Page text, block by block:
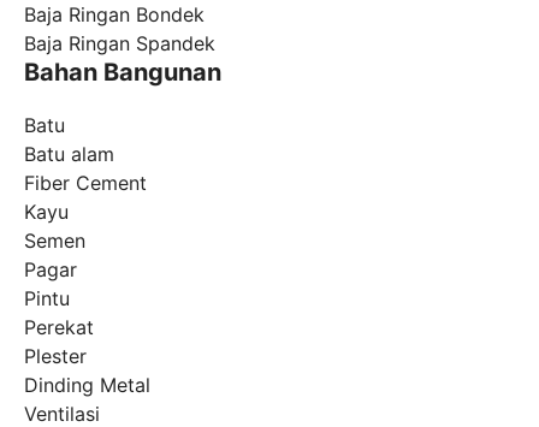
Baja Ringan Bondek
Baja Ringan Spandek
Bahan Bangunan
Batu
Batu alam
Fiber Cement
Kayu
Semen
Pagar
Pintu
Perekat
Plester
Dinding Metal
Ventilasi